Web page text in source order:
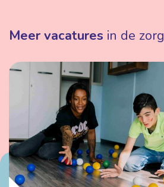
Meer vacatures in de zorg